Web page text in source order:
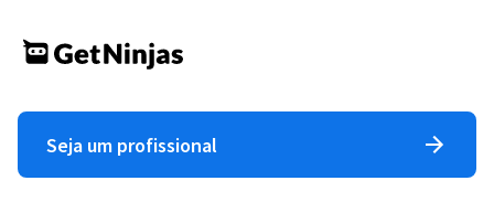
Seja um profissional